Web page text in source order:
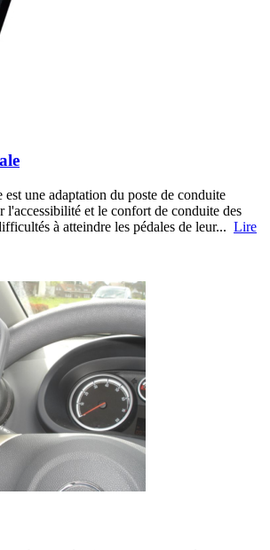
est une adaptation du poste de conduite
l'accessibilité et le confort de conduite des
à atteindre les pédales de leur... Lire